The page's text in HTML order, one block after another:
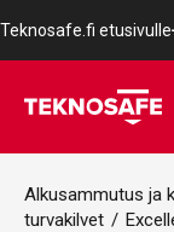
Teknosafe.fi etusivulle
Alkusammutus ja
turvakilvet /